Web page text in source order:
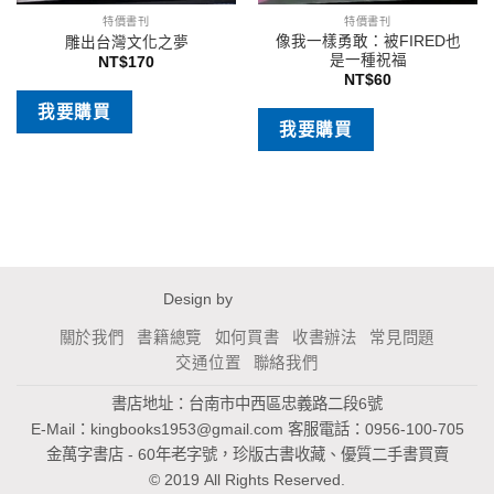
特價書刊
雕出台灣文化之夢
NT$170
我要購買
特價書刊
像我一樣勇敢：被FIRED也
是一種祝福
NT$60
我要購買
Design by
關於我們 書籍總覽 如何買書 收書辦法
常見問題
交通位置
聯絡我們
書店地址：台南市中西區忠義路二段6號
E-Mail： kingbooks1953@gmail.com 客服電話：0956-100-705
金萬字書店 - 60年老字號，珍版古書收藏、優質二手書買賣
© 2019 All Rights Reserved.